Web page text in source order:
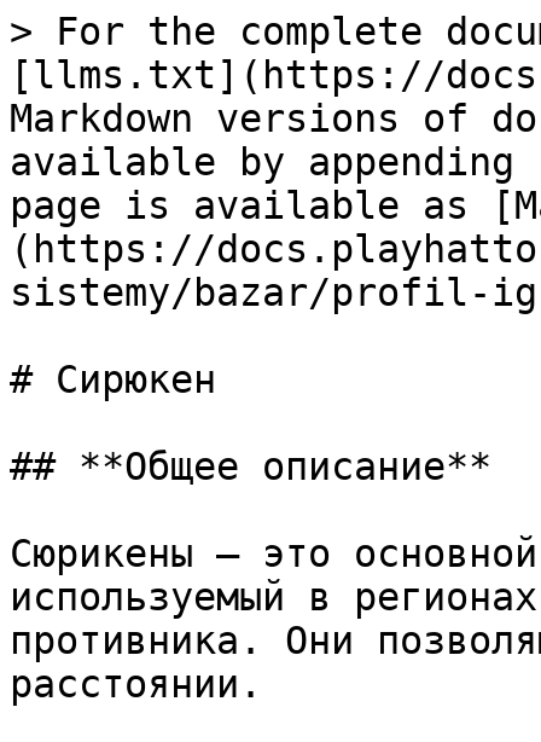
> For the complete
[llms.txt](https://
Markdown versions of
available by
page is available as
(https://
sistemy/bazar/profil-
# Сирюкен
## **Общее описание**
Сюрикены — это
используемый в
противника. Они
расстоянии.